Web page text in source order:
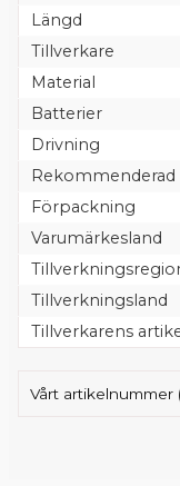
Längd
Tillverkare
Material
Batterier
Drivning
Rekommenderad
Förpackning
Varumärkesland
Tillverkningsland
Tillverkarens
Vårt artikelnummer